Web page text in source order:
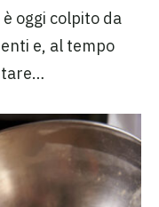
oggi colpito da
e, al tempo